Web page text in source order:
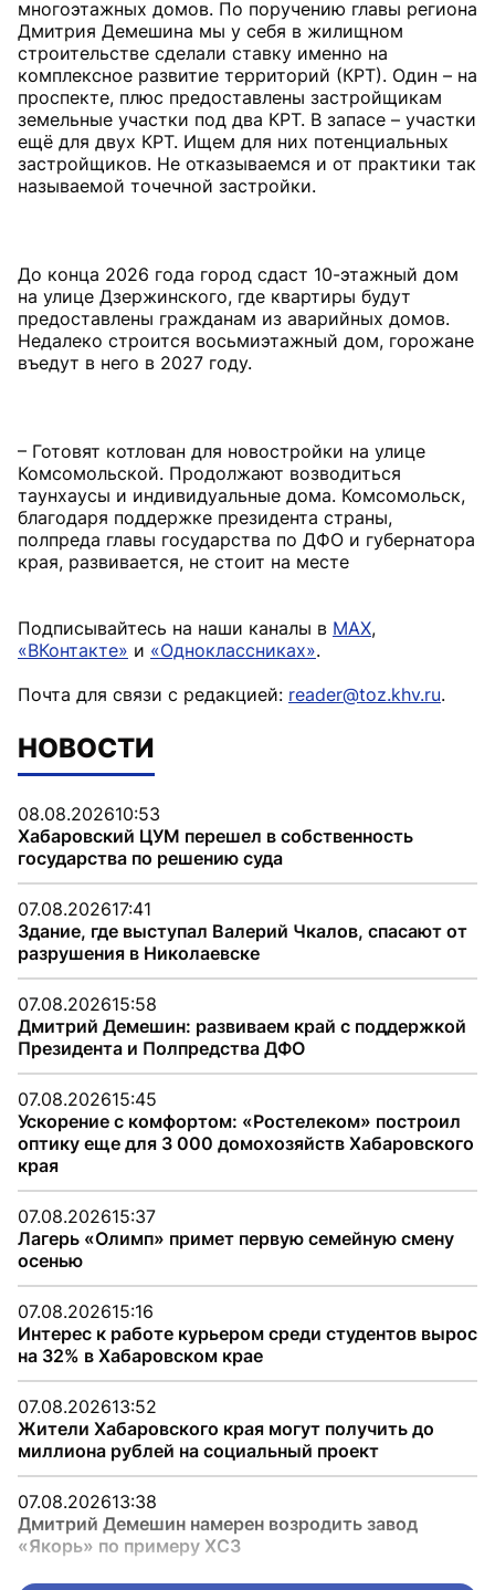
многоэтажных домов. По поручению главы региона
Дмитрия Демешина мы у себя в жилищном
строительстве сделали ставку именно на
комплексное развитие территорий (КРТ). Один – на
проспекте, плюс предоставлены застройщикам
земельные участки под два КРТ. В запасе – участки
ещё для двух КРТ. Ищем для них потенциальных
застройщиков. Не отказываемся и от практики так
называемой точечной застройки.
До конца 2026 года город сдаст 10-этажный дом
на улице Дзержинского, где квартиры будут
предоставлены гражданам из аварийных домов.
Недалеко строится восьмиэтажный дом, горожане
въедут в него в 2027 году.
– Готовят котлован для новостройки на улице
Комсомольской. Продолжают возводиться
таунхаусы и индивидуальные дома. Комсомольск,
благодаря поддержке президента страны,
полпреда главы государства по ДФО и губернатора
края, развивается, не стоит на месте
Подписывайтесь на наши каналы в MAX,
«ВКонтакте» и «Одноклассниках».
Почта для связи с редакцией: reader@toz.khv.ru.
НОВОСТИ
08.08.202610:53
Хабаровский ЦУМ перешел в собственность
государства по решению суда
07.08.202617:41
Здание, где выступал Валерий Чкалов, спасают от
разрушения в Николаевске
07.08.202615:58
Дмитрий Демешин: развиваем край с поддержкой
Президента и Полпредства ДФО
07.08.202615:45
Ускорение с комфортом: «Ростелеком» построил
оптику еще для 3 000 домохозяйств Хабаровского
края
07.08.202615:37
Лагерь «Олимп» примет первую семейную смену
осенью
07.08.202615:16
Интерес к работе курьером среди студентов вырос
на 32% в Хабаровском крае
07.08.202613:52
Жители Хабаровского края могут получить до
миллиона рублей на социальный проект
07.08.202613:38
Дмитрий Демешин намерен возродить завод
«Якорь» по примеру ХСЗ